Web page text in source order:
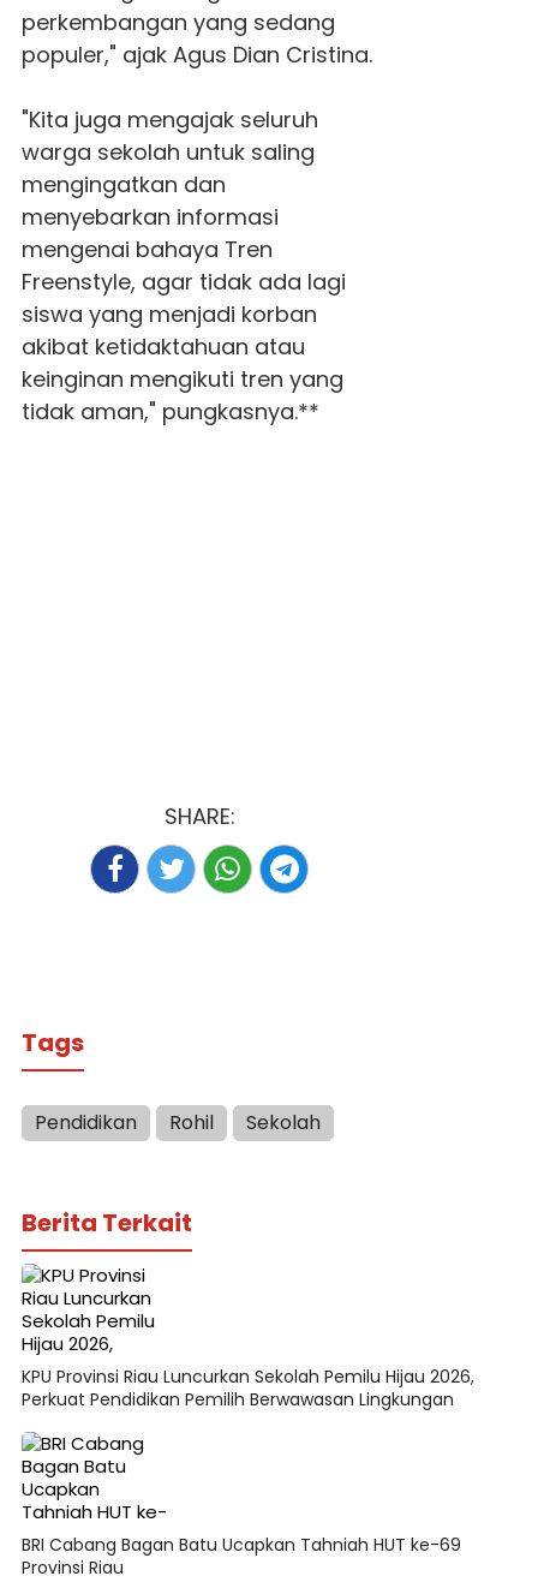
perkembangan yang sedang
populer," ajak Agus Dian Cristina.
"Kita juga mengajak seluruh
warga sekolah untuk saling
mengingatkan dan
menyebarkan informasi
mengenai bahaya Tren
Freenstyle, agar tidak ada lagi
siswa yang menjadi korban
akibat ketidaktahuan atau
keinginan mengikuti tren yang
tidak aman," pungkasnya.**
SHARE:
Tags
Pendidikan Rohil Sekolah
Berita Terkait
KPU Provinsi Riau Luncurkan Sekolah Pemilu Hijau 2026,
Perkuat Pendidikan Pemilih Berwawasan Lingkungan
BRI Cabang Bagan Batu Ucapkan Tahniah HUT ke-69
Provinsi Riau